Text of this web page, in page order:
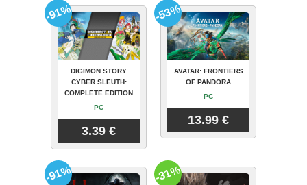
DIGIMON STORY
CYBER SLEUTH:
COMPLETE EDITION
PC
3.39 €
-91%
AVATAR: FRONTIERS
OF PANDORA
PC
13.99 €
-53%
-91% -31%